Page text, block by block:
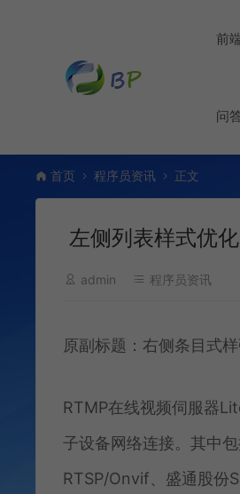
前
问
首页 程序员资讯 正文
左侧列表样式优
admin 程序员资讯
原副标题：右侧条目式
RTMP在线视频伺服器
子设备网络连接。其中
RTSP/Onvif、盛通股份